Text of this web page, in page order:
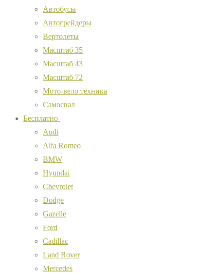
Автобусы
Автогрейдеры
Вертолеты
Масштаб 35
Масштаб 43
Масштаб 72
Мото-вело техника
Самосвал
Бесплатно
Audi
Alfa Romeo
BMW
Hyundai
Chevrolet
Dodge
Gazelle
Ford
Cadillac
Land Rover
Mercedes